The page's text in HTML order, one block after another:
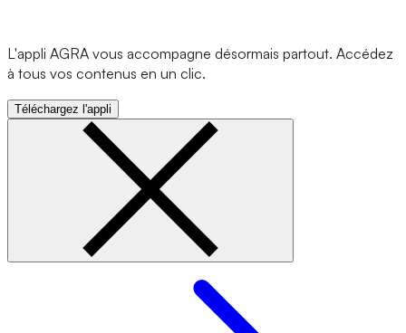
L'appli AGRA vous accompagne désormais partout. Accédez
à tous vos contenus en un clic.
Téléchargez l'appli